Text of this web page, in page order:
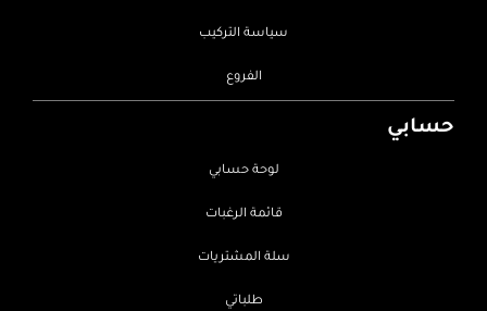
سياسة التركيب
الفروع
حسابي
لوحة حسابي
قائمة الرغبات
سلة المشتريات
طلباتي